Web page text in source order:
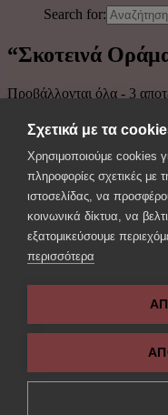
Search for:
“Σκοτεινά
Προβάλλονται όλα - 3
Σκοτεινά
€12.00 με Φ.Π.Α 6%.
Η Λέσχη του
€12.00 με Φ.Π.Α 6%.
Στα Όρια
Σχετικά με τα
Χρησιμοποιούμε cookies
πληροφορίες σχετικές με
ιστοσελίδας, να
κοινωνικά δίκτυα, να
εξατομικεύσουμε
περισσότερα